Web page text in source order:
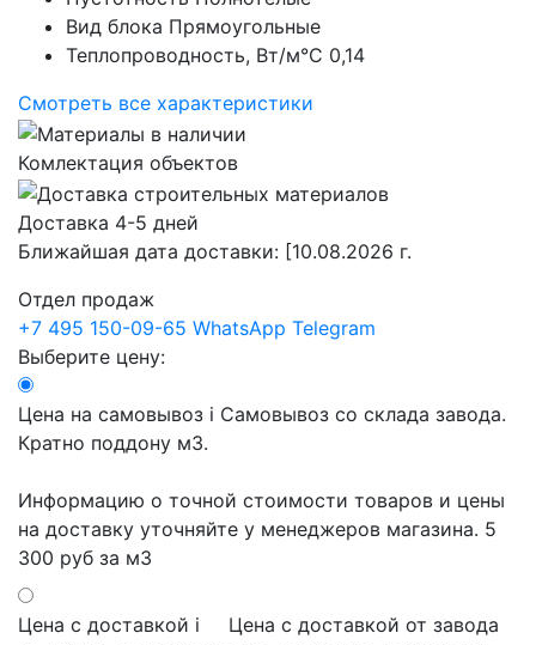
Вид блока Прямоугольные
Теплопроводность, Вт/м°С 0,14
Смотреть все характеристики
Комлектация объектов
Доставка 4-5 дней
Ближайшая дата доставки: [10.08.2026 г.
Отдел продаж
+7 495 150-09-65 WhatsApp Telegram
Выберите цену:
Цена на самовывоз i Самовывоз со склада завода.
Кратно поддону м3.
Информацию о точной стоимости товаров и цены
на доставку уточняйте у менеджеров магазина. 5
300 руб за м3
Цена с доставкой i
Цена с доставкой от завода